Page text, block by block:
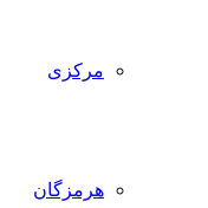
مرکزی
هرمزگان